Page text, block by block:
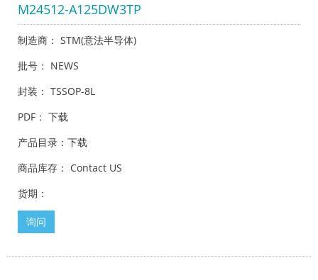
M24512-A125DW3TP
制造商： STM(意法半导体)
批号： NEWS
封装： TSSOP-8L
PDF： 下载
产品目录： 下载
商品库存： Contact US
货期：
询问